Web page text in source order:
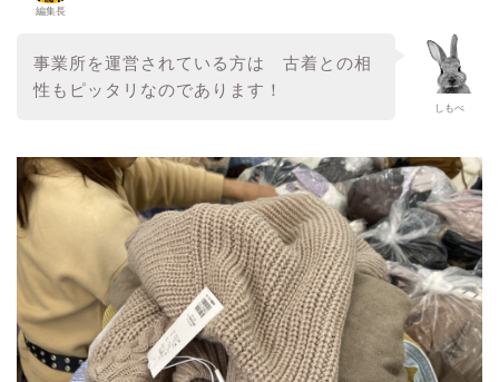
編集長
しもべ
事業所を運営されている方は 古着との相
性もピッタリなのであります！